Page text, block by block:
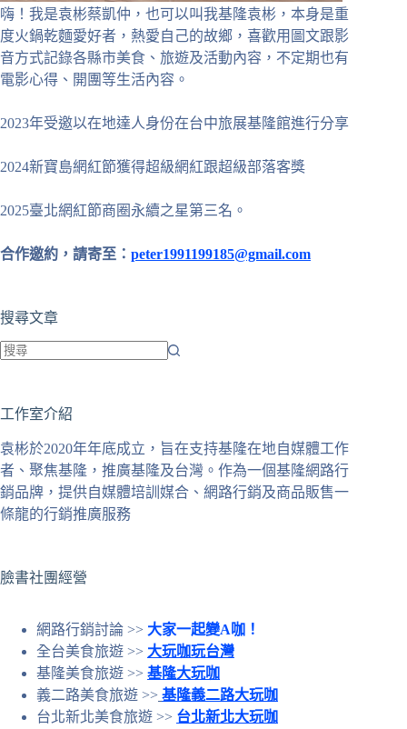
嗨！我是袁彬蔡凱仲，也可以叫我基隆袁彬，本身是重
度火鍋乾麵愛好者，熱愛自己的故鄉，喜歡用圖文跟影
音方式記錄各縣市美食、旅遊及活動內容，不定期也有
電影心得、開團等生活內容。
2023年受邀以在地達人身份在台中旅展基隆館進行分享
2024新寶島網紅節獲得超級網紅跟超級部落客獎
2025臺北網紅節商圈永續之星第三名。
合作邀約，請寄至： peter1991199185@gmail.com
搜尋文章
到
合
條
件
的
果
工作室介紹
袁彬於2020年年底成立，旨在支持基隆在地自媒體工作
者、聚焦基隆，推廣基隆及台灣。作為一個基隆網路行
銷品牌，提供自媒體培訓媒合、網路行銷及商品販售一
條龍的行銷推廣服務
臉書社團經營
網路行銷討論 >> 大家一起變A咖！
全台美食旅遊 >> 大玩咖玩台灣
基隆美食旅遊 >> 基隆大玩咖
義二路美食旅遊 >> 基隆義二路大玩咖
台北新北美食旅遊 >> 台北新北大玩咖